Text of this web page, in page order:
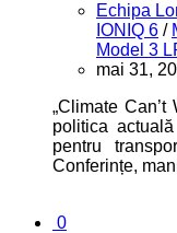
Echipa
IONIQ 6 /
Model 3
mai 31,
„Climate
politica
pentru
Conferințe,
0